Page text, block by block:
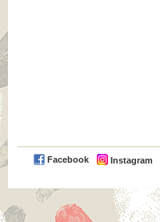
Facebook Instagram